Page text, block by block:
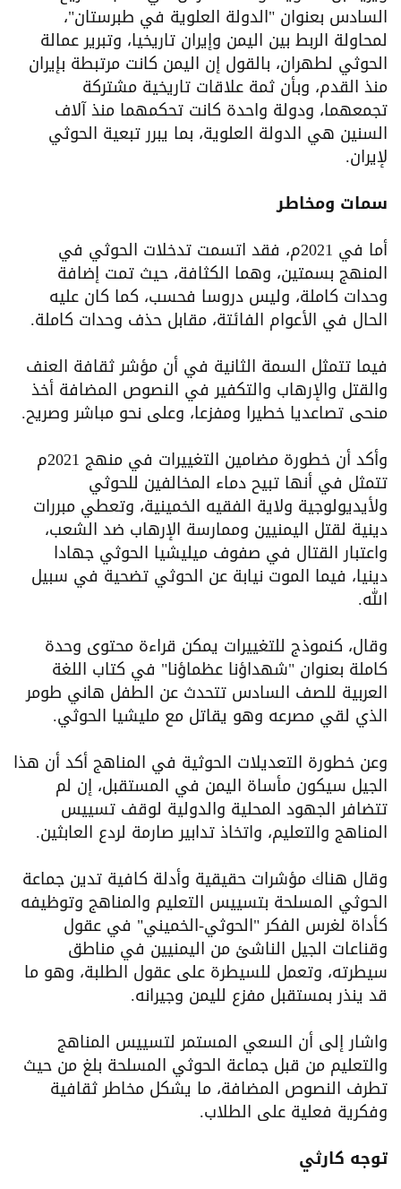
السادس بعنوان "الدولة العلوية في طبرستان"،
لمحاولة الربط بين اليمن وإيران تاريخيا، وتبرير عمالة
الحوثي لطهران، بالقول إن اليمن كانت مرتبطة بإيران
منذ القدم، وبأن ثمة علاقات تاريخية مشتركة
تجمعهما، ودولة واحدة كانت تحكمهما منذ آلاف
السنين هي الدولة العلوية، بما يبرر تبعية الحوثي
لإيران.
سمات ومخاطر
أما في 2021م، فقد اتسمت تدخلات الحوثي في
المنهج بسمتين، وهما الكثافة، حيث تمت إضافة
وحدات كاملة، وليس دروسا فحسب، كما كان عليه
الحال في الأعوام الفائتة، مقابل حذف وحدات كاملة.
فيما تتمثل السمة الثانية في أن مؤشر ثقافة العنف
والقتل والإرهاب والتكفير في النصوص المضافة أخذ
منحى تصاعديا خطيرا ومفزعا، وعلى نحو مباشر وصريح.
وأكد أن خطورة مضامين التغييرات في منهج 2021م
تتمثل في أنها تبيح دماء المخالفين للحوثي
ولأيديولوجية ولاية الفقيه الخمينية، وتعطي مبررات
دينية لقتل اليمنيين وممارسة الإرهاب ضد الشعب،
واعتبار القتال في صفوف ميليشيا الحوثي جهادا
دينيا، فيما الموت نيابة عن الحوثي تضحية في سبيل
الله.
وقال، كنموذج للتغييرات يمكن قراءة محتوى وحدة
كاملة بعنوان "شهداؤنا عظماؤنا" في كتاب اللغة
العربية للصف السادس تتحدث عن الطفل هاني طومر
الذي لقي مصرعه وهو يقاتل مع مليشيا الحوثي.
وعن خطورة التعديلات الحوثية في المناهج أكد أن هذا
الجيل سيكون مأساة اليمن في المستقبل، إن لم
تتضافر الجهود المحلية والدولية لوقف تسييس
المناهج والتعليم، واتخاذ تدابير صارمة لردع العابثين.
وقال هناك مؤشرات حقيقية وأدلة كافية تدين جماعة
الحوثي المسلحة بتسييس التعليم والمناهج وتوظيفه
كأداة لغرس الفكر "الحوثي-الخميني" في عقول
وقناعات الجيل الناشئ من اليمنيين في مناطق
سيطرته، وتعمل للسيطرة على عقول الطلبة، وهو ما
قد ينذر بمستقبل مفزع لليمن وجيرانه.
واشار إلى أن السعي المستمر لتسييس المناهج
والتعليم من قبل جماعة الحوثي المسلحة بلغ من حيث
تطرف النصوص المضافة، ما يشكل مخاطر ثقافية
وفكرية فعلية على الطلاب.
توجه كارثي